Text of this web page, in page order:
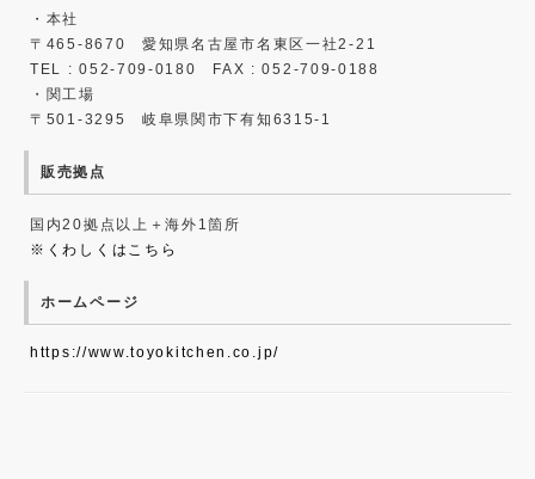
・本社
〒465-8670 愛知県名古屋市名東区一社2-21
TEL : 052-709-0180 FAX : 052-709-0188
・関工場
〒501-3295 岐阜県関市下有知6315-1
販売拠点
国内20拠点以上＋海外1箇所
※くわしくはこちら
ホームページ
https://www.toyokitchen.co.jp/